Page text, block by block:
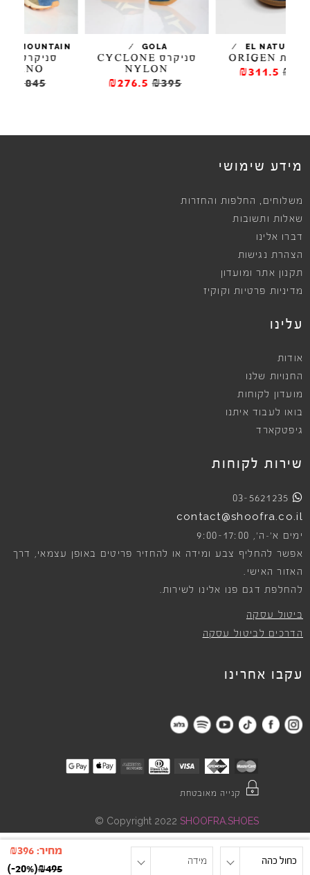
כחול כהה מידה
מחיר: ₪396
₪495
(
-20%
)
סניקרס CYCLONE
₪276.5
FLOWER MOUNTAIN
/
סניקרס צבעוניות
₪507
מידע שימושי
משלוחים , החלפות והחזרות
שאלות ותשובות
דברו אלינו
הצהרת נגישות
תקנון אתר ומועדון
מדיניות פרטיות וקוקיז
עלינו
אודות
החנויות שלנו
מועדון לקוחות
בואו לעבוד איתנו
גיפטקארד
שירות לקוחות
03-5621235
contact@shoofra.co.il
ימים א׳-ה׳, 9:00-17:00
אפשר להחליף צבע ומידה או להחזיר פריטים באופן עצמאי, דרך
האזור האישי.
להחלפת דגם פנו אלינו לשירות.
ביטול עסקה
הדרכים לביטול עסקה
עקבו אחרינו
קנייה מאובטחת
Copyright 2022 SHOOFRA.SHOES
©